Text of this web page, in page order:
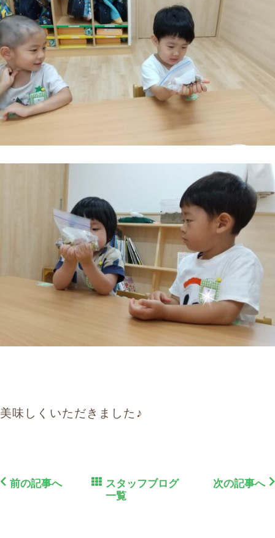
美味しくいただきました♪
前の記事へ
スタッフブログ
一覧
次の記事へ